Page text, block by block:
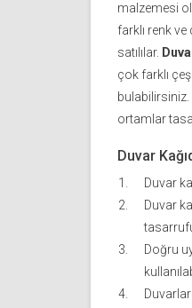
malzemesi
farklı renk
satılılar.
çok farklı
bulabilirsiniz.
ortamlar
Duvar
Duvar
Duvar
Doğru